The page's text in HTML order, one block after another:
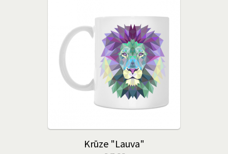
Krūze "Lauva"